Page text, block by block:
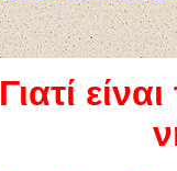
Γιατί